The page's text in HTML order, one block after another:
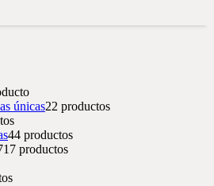
únicas22 productos
44 productos
17 productos